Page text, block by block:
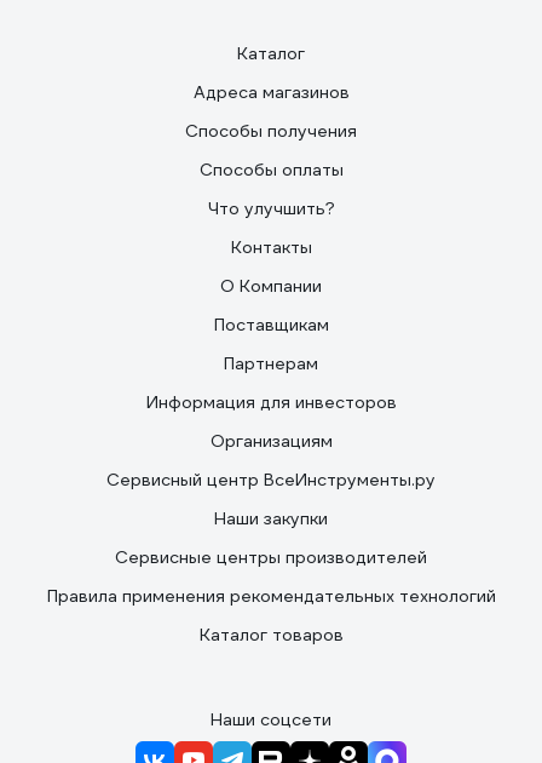
Каталог
Адреса магазинов
Способы получения
Способы оплаты
Что улучшить?
Контакты
О Компании
Поставщикам
Партнерам
Информация для инвесторов
Организациям
Сервисный центр ВсеИнструменты.ру
Наши закупки
Сервисные центры производителей
Правила применения рекомендательных технологий
Каталог товаров
Наши соцсети